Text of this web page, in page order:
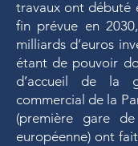
travaux ont débuté
fin prévue en
milliards d’euros
étant de pouvoir
d’accueil de la
commercial de la
(première gare de
européenne) ont